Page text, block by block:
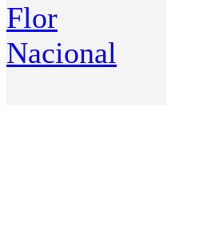
Flor
Nacional